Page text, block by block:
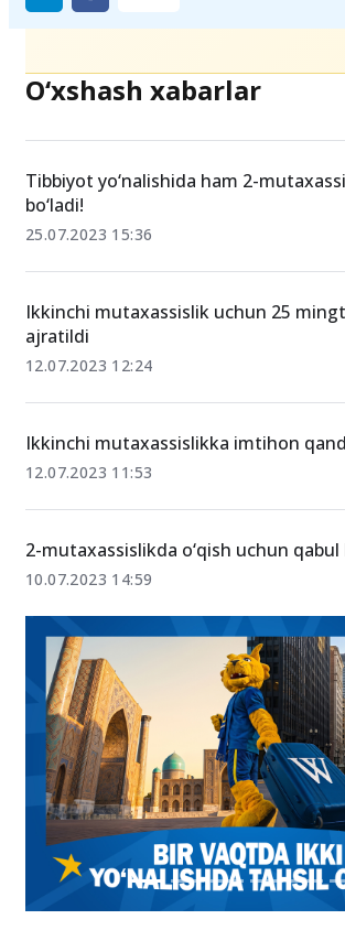
O‘xshash xabarlar
Tibbiyot yo‘nalishida ham 2-
bo‘ladi!
25.07.2023 15:36
Ikkinchi mutaxassislik uchun 25
ajratildi
12.07.2023 12:24
Ikkinchi mutaxassislikka imtihon
12.07.2023 11:53
2-mutaxassislikda o‘qish uchun
10.07.2023 14:59